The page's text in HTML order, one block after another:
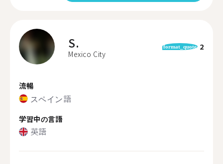
S.
Mexico City
format_quote 2
流暢
スペイン語
学習中の言語
英語